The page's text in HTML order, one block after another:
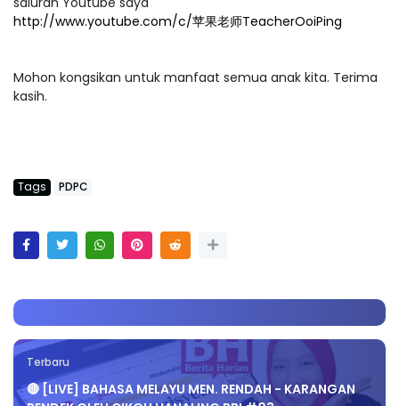
http://www.youtube.com/c/苹果老师TeacherOoiPing
Mohon kongsikan untuk manfaat semua anak kita. Terima
kasih.
Tags PDPC
Terbaru
🔴 [LIVE] BAHASA MELAYU MEN. RENDAH - KARANGAN